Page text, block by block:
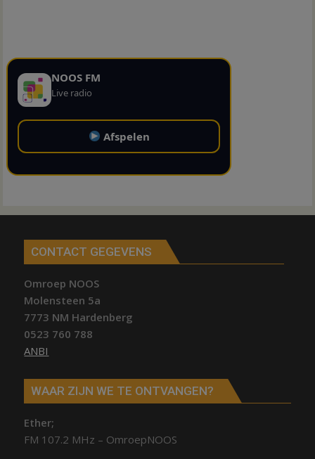
NOOS FM
Live radio
Afspelen
CONTACT GEGEVENS
Omroep NOOS
Molensteen 5a
7773 NM Hardenberg
0523 760 788
ANBI
WAAR ZIJN WE TE ONTVANGEN?
Ether;
FM 107.2 MHz – OmroepNOOS